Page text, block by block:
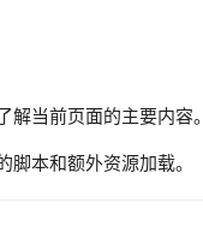
当前页面的主要内容。
本和额外资源加载。